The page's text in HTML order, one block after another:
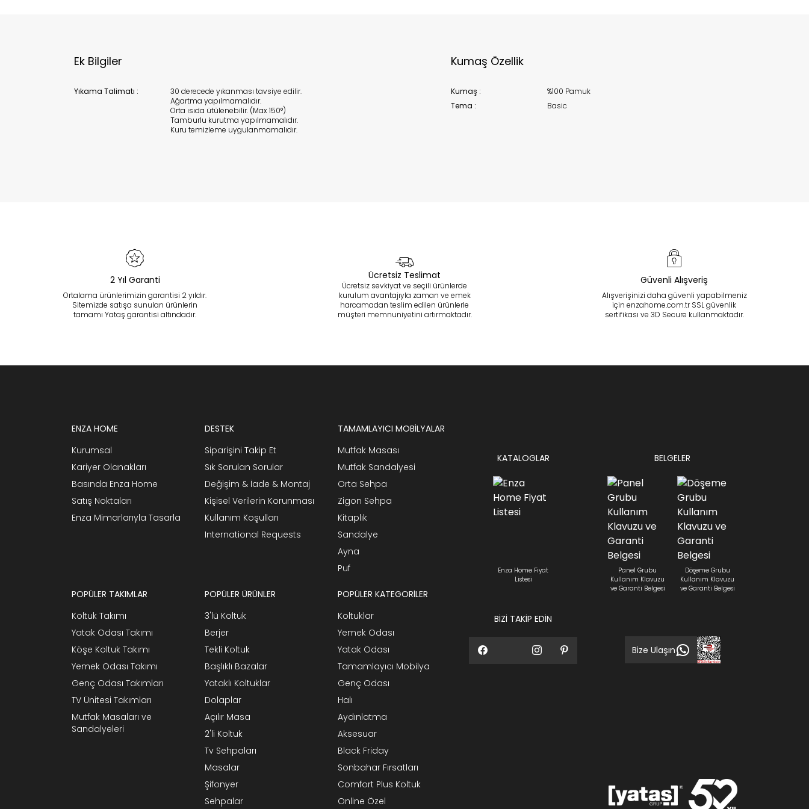
Ek Bilgiler
Yıkama Talimatı :
30 derecede yıkanması tavsiye edilir.
Ağartma yapılmamalıdır.
Orta ısıda ütülenebilir. (Max 150°)
Tamburlu kurutma yapılmamalıdır.
Kuru temizleme uygulanmamalıdır.
Kumaş Özellik
Kumaş :
%100 Pamuk
Tema :
Basic
2 Yıl Garanti
Ortalama ürünlerimizin garantisi 2 yıldır.
Sitemizde satışa sunulan ürünlerin
tamamı Yataş garantisi altındadır.
Ücretsiz Teslimat
Ücretsiz sevkiyat ve seçili ürünlerde
kurulum avantajıyla zaman ve emek
harcamadan teslim edilen ürünlerle
müşteri memnuniyetini artırmaktadır.
Güvenli Alışveriş
Alışverişinizi daha güvenli yapabilmeniz
için enzahome.com.tr SSL güvenlik
sertifikası ve 3D Secure kullanmaktadır.
ENZA HOME
Kurumsal
Kariyer Olanakları
Basında Enza Home
Satış Noktaları
Enza Mimarlarıyla Tasarla
DESTEK
Siparişini Takip Et
Sık Sorulan Sorular
Değişim & İade & Montaj
Kişisel Verilerin Korunması
Kullanım Koşulları
International Requests
TAMAMLAYICI MOBİLYALAR
Mutfak Masası
Mutfak Sandalyesi
Orta Sehpa
Zigon Sehpa
Kitaplık
Sandalye
Ayna
Puf
POPÜLER TAKIMLAR
Koltuk Takımı
Yatak Odası Takımı
Köşe Koltuk Takımı
Yemek Odası Takımı
Genç Odası Takımları
TV Ünitesi Takımları
Mutfak Masaları ve
Sandalyeleri
POPÜLER ÜRÜNLER
3'lü Koltuk
Berjer
Tekli Koltuk
Başlıklı Bazalar
Yataklı Koltuklar
Dolaplar
Açılır Masa
2'li Koltuk
Tv Sehpaları
Masalar
Şifonyer
Sehpalar
POPÜLER KATEGORİLER
Koltuklar
Yemek Odası
Yatak Odası
Tamamlayıcı Mobilya
Genç Odası
Halı
Aydınlatma
Aksesuar
Black Friday
Sonbahar Fırsatları
Comfort Plus Koltuk
Online Özel
KATALOGLAR
Enza Home Fiyat
Listesi
BİZİ TAKİP EDİN
BELGELER
Panel Grubu
Kullanım Klavuzu
ve Garanti Belgesi
Döşeme Grubu
Kullanım Klavuzu
ve Garanti Belgesi
Bize Ulaşın